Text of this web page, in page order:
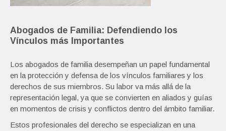
Abogados de Familia: Defendiendo los
Vínculos más Importantes
Los abogados de familia desempeñan un papel fundamental
en la protección y defensa de los vínculos familiares y los
derechos de sus miembros. Su labor va más allá de la
representación legal, ya que se convierten en aliados y guías
en momentos de crisis y conflictos dentro del ámbito familiar.
Estos profesionales del derecho se especializan en una